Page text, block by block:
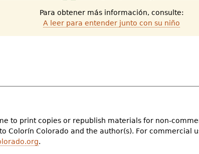
Para obtener más información, consulte:
A leer para entender junto con su niño
to print copies or republish materials for non-
Colorín Colorado and the author(s). For commercial
.